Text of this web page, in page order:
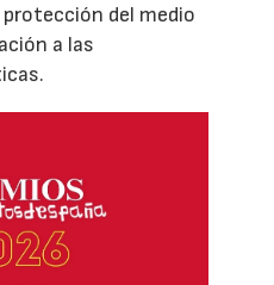
del medio
a las